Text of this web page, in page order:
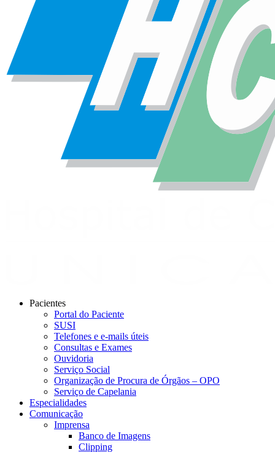
Pacientes
Portal do Paciente
SUSI
Telefones e e-mails úteis
Consultas e Exames
Ouvidoria
Serviço Social
Organização de Procura de Órgãos – OPO
Serviço de Capelania
Especialidades
Comunicação
Imprensa
Banco de Imagens
Clipping